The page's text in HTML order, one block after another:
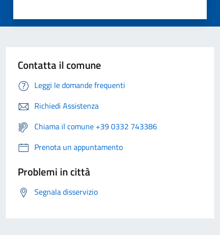
Contatta il comune
Leggi le domande frequenti
Richiedi Assistenza
Chiama il comune +39 0332 743386
Prenota un appuntamento
Problemi in città
Segnala disservizio